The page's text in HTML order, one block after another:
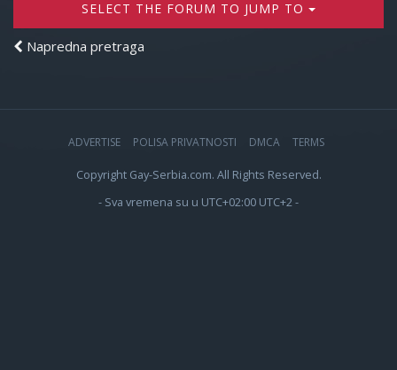
SELECT THE FORUM TO JUMP TO
Napredna pretraga
ADVERTISE POLISA PRIVATNOSTI DMCA TERMS
Copyright Gay-Serbia.com. All Rights Reserved.
- Sva vremena su u UTC+02:00 UTC+2 -